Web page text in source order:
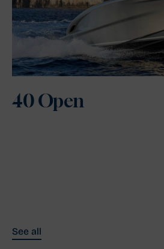
40 Open
See all